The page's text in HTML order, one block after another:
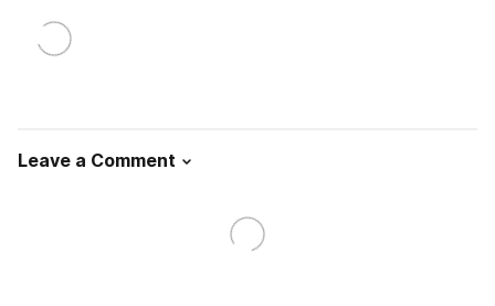
Leave a Comment